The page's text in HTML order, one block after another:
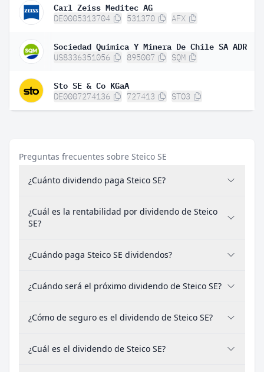
Carl Zeiss Meditec AG
DE0005313704 531370 AFX
Sociedad Quimica Y Minera De Chile SA ADR
US8336351056 895007 SQM
Sto SE & Co KGaA
DE0007274136 727413 STO3
Preguntas frecuentes sobre Steico SE
¿Cuánto dividendo paga Steico SE?
¿Cuál es la rentabilidad por dividendo de Steico
SE?
¿Cuándo paga Steico SE dividendos?
¿Cuándo será el próximo dividendo de Steico SE?
¿Cómo de seguro es el dividendo de Steico SE?
¿Cuál es el dividendo de Steico SE?